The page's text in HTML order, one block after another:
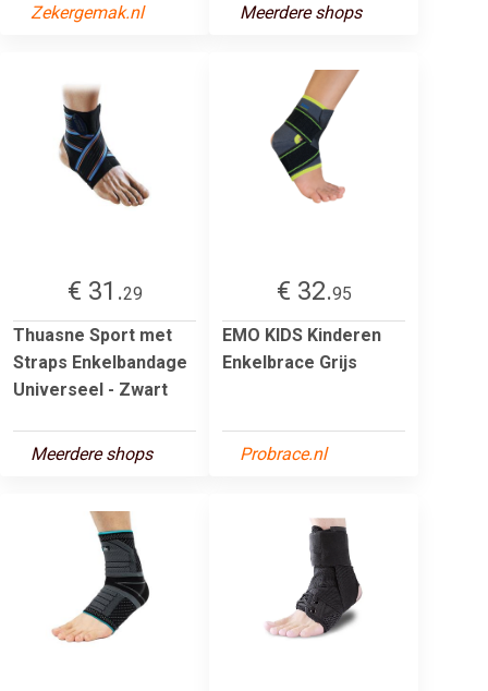
Zekergemak.nl Meerdere shops
€ 31.29
Thuasne Sport met
Straps Enkelbandage
Universeel - Zwart
Meerdere shops
€ 32.95
EMO KIDS Kinderen
Enkelbrace Grijs
Probrace.nl